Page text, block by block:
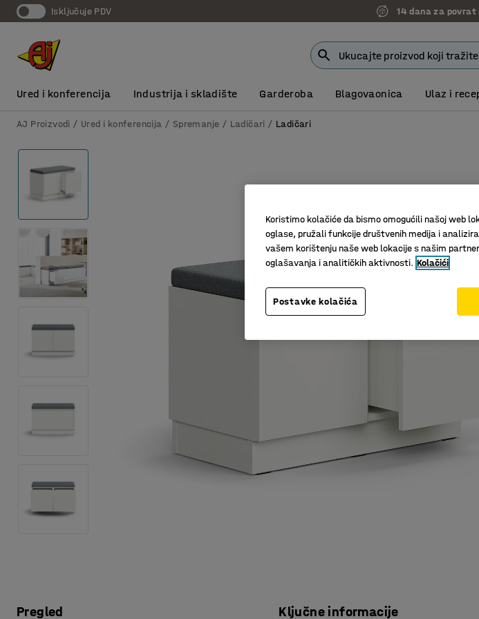
Isključuje PDV 14 dana za povrat
Ured i konferencija Industrija i skladište Garderoba Blagovaonica Ulaz i
AJ Proizvodi Ured i konferencija Spremanje Ladičari Ladičari
Pregled Ključne informacije
Koristimo kolačiće da bismo omogućili našoj web
oglase, pružali funkcije društvenih medija i
vašem korištenju naše web lokacije s našim
oglašavanja i analitičkih aktivnosti. Kolačići
Postavke kolačića